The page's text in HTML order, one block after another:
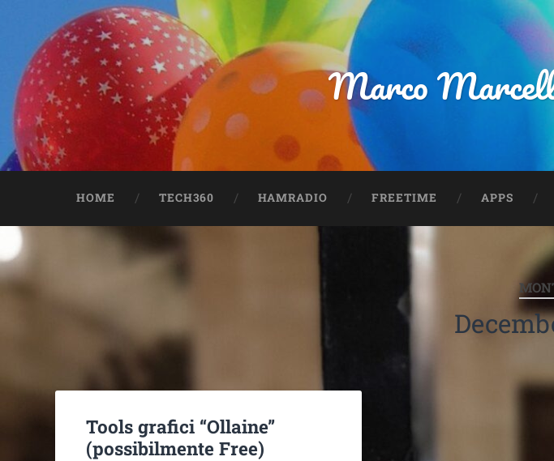
Marco
HOME TECH360 HAMRADIO FREETIME APPS
Tools grafici “Ollaine”
(possibilmente Free)